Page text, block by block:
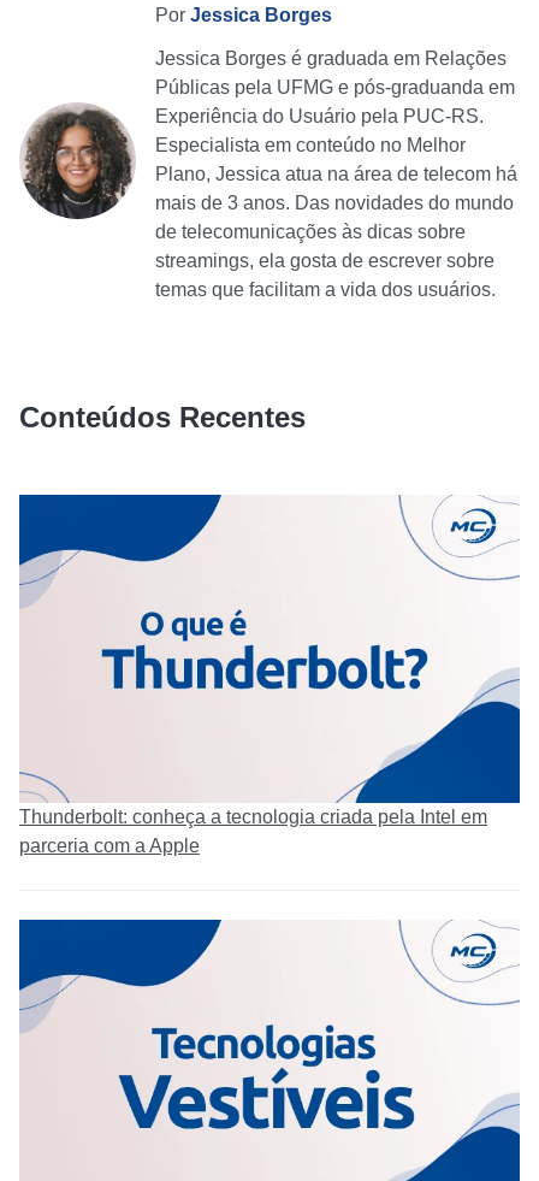
Por Jessica Borges
Jessica Borges é graduada em Relações
Públicas pela UFMG e pós-graduanda em
Experiência do Usuário pela PUC-RS.
Especialista em conteúdo no Melhor
Plano, Jessica atua na área de telecom há
mais de 3 anos. Das novidades do mundo
de telecomunicações às dicas sobre
streamings, ela gosta de escrever sobre
temas que facilitam a vida dos usuários.
Conteúdos Recentes
Thunderbolt: conheça a tecnologia criada pela Intel em
parceria com a Apple